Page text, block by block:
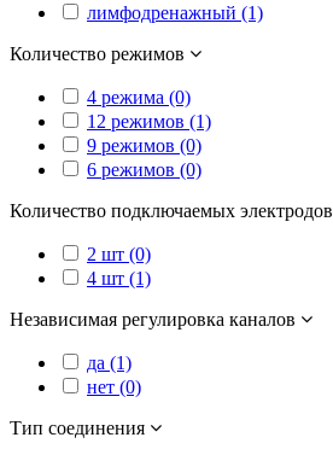
лимфодренажный (1)
Количество режимов
4 режима (0)
12 режимов (1)
9 режимов (0)
6 режимов (0)
Количество подключаемых электродов
2 шт (0)
4 шт (1)
Независимая регулировка каналов
да (1)
нет (0)
Тип соединения